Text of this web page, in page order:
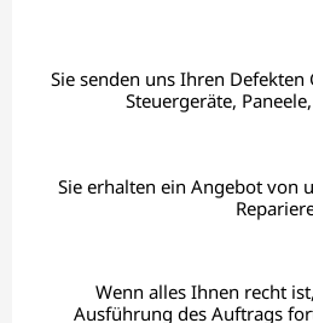
Sie senden uns Ihren Defekten
Steuergeräte,
Sie erhalten ein Angebot von
Wenn alles Ihnen recht
Ausführung des Auftrags